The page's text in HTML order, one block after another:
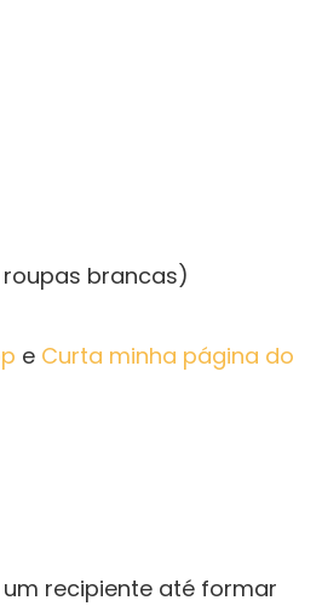
brancas)
e Curta minha página do
recipiente até formar